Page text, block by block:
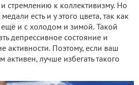
и стремлению к коллективизму. Но
есть и у этого цвета, так как
ещё и с холодом и зимой. Такой
депрессивное состояние и
активности. Поэтому, если ваш
лучше избегать такого